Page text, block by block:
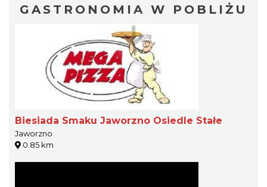
GASTRONOMIA W POBLIŻU
Biesiada Smaku Jaworzno Osiedle Stałe
Jaworzno
0.85 km